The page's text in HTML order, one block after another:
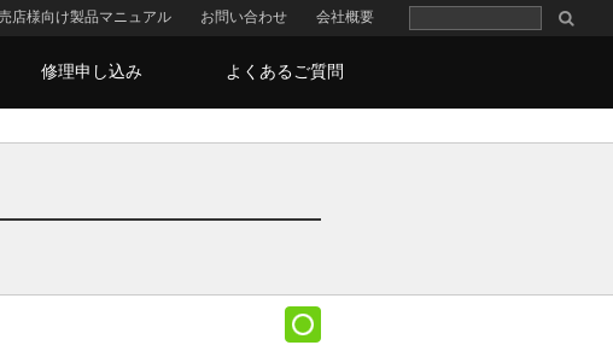
会社概要
お問い合わせ
店様向け製品マニュアル
修理申し込み よくあるご質問